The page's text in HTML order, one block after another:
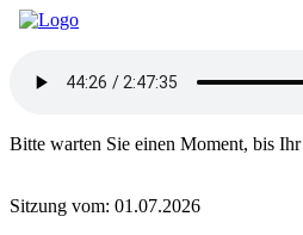
Bitte warten Sie einen Moment, bis
Sitzung vom: 01.07.2026